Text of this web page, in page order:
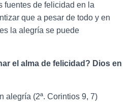
fuentes de felicidad en la
r que a pesar de todo y en
la alegría se puede
el alma de felicidad? Dios en
alegría (2ª. Corintios 9, 7)